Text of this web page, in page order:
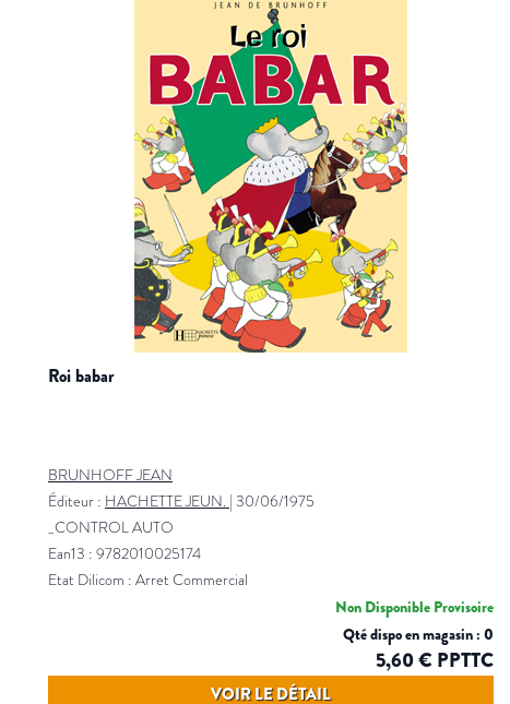
roi babar
BRUNHOFF JEAN
Éditeur : HACHETTE JEUN. | 30/06/1975
_CONTROL AUTO
Ean13 : 9782010025174
Etat Dilicom : Arret Commercial
Non Disponible Provisoire
Qté dispo en magasin : 0
5,60 € PPTTC
VOIR LE DÉTAIL